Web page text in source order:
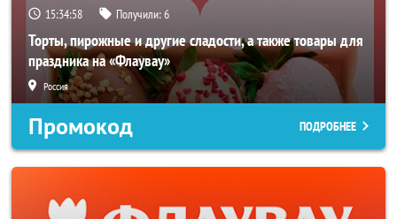
15:34:58 Получили:6
Торты, пирожные и другие сладости, а также товары для
праздника на «Флаувау»
Россия
Промокод ПОДРОБНЕЕ